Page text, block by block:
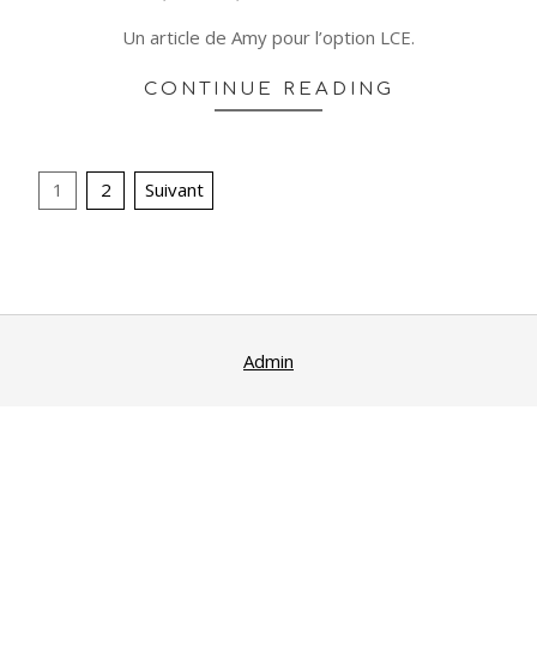
Un article de Amy pour l’option LCE.
CONTINUE READING
Pagination
1 2 Suivant
Admin